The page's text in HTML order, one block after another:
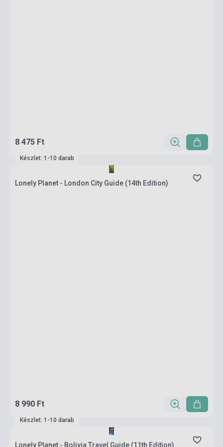
8 475 Ft
Készlet: 1-10 darab
Lonely Planet - London City Guide (14th Edition)
8 990 Ft
Készlet: 1-10 darab
Lonely Planet - Bolivia Travel Guide (11th Edition)